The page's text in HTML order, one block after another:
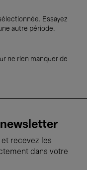
Essayez
autre période.
ne rien manquer de
recevez les
dans votre